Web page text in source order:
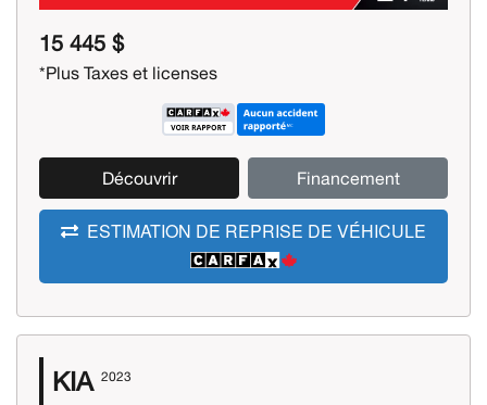
15 445 $
*Plus Taxes et licenses
Découvrir Financement
ESTIMATION DE REPRISE DE VÉHICULE
KIA 2023